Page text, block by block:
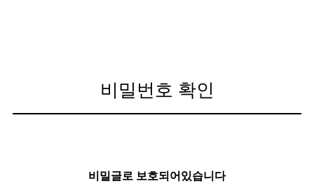
비밀번호 확인
비밀글로 보호되어있습니다